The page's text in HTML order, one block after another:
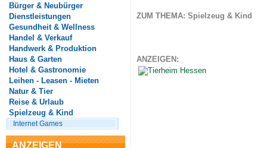
Bürger & Neubürger
Dienstleistungen
Gesundheit & Wellness
Handel & Verkauf
Handwerk & Produktion
Haus & Garten
Hotel & Gastronomie
Leihen - Leasen - Mieten
Natur & Tier
Reise & Urlaub
Spielzeug & Kind
Internet Games
ANZEIGEN
ZUM THEMA: Spielzeug & Kind
ANZEIGEN: